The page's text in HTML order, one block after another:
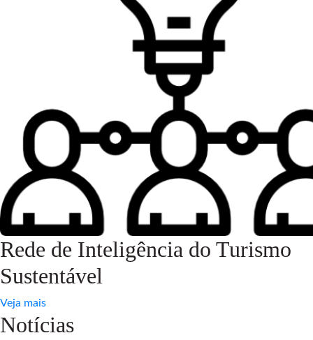
Rede de Inteligência do Turismo
Sustentável
Veja mais
Notícias